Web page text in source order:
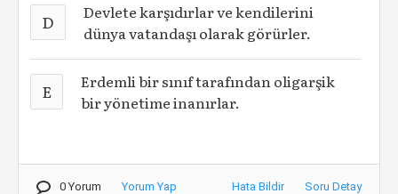
D
Devlete karşıdırlar ve kendilerini
dünya vatandaşı olarak görürler.
E
Erdemli bir sınıf tarafından oligarşik
bir yönetime inanırlar.
0 Yorum Yorum Yap Hata Bildir Soru Detay